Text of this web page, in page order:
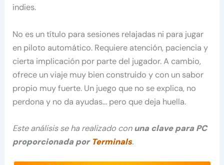
indies.
No es un título para sesiones relajadas ni para jugar
en piloto automático. Requiere atención, paciencia y
cierta implicación por parte del jugador. A cambio,
ofrece un viaje muy bien construido y con un sabor
propio muy fuerte. Un juego que no se explica, no
perdona y no da ayudas… pero que deja huella.
Este análisis se ha realizado conuna clave para PC
proporcionada por Terminals.